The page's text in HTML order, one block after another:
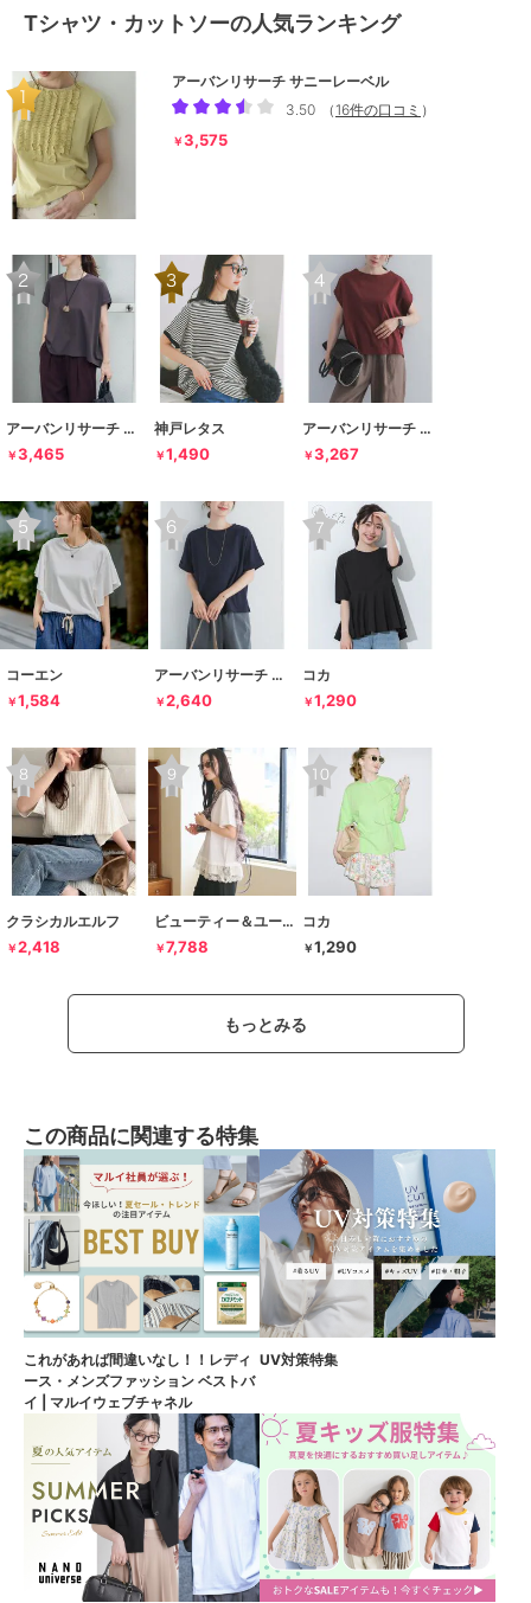
Tシャツ・カットソーの人気ランキング
アーバンリサーチ サニーレーベル
3.50
（ 16件の口コミ ）
￥3,575
アーバンリサーチ ドアーズ
￥3,465
神戸レタス
￥1,490
アーバンリサーチ ドアーズ
￥3,267
コーエン
￥1,584
アーバンリサーチ ドアーズ
￥2,640
コカ
￥1,290
クラシカルエルフ
￥2,418
ビューティー＆ユース ユナイテッドアローズ
￥7,788
コカ
￥1,290
もっとみる
この商品に関連する特集
これがあれば間違いなし！！レディ
ース・メンズファッション ベストバ
イ | マルイウェブチャネル
UV対策特集